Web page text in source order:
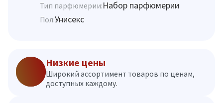
Тип парфюмерии:Набор парфюмерии
Пол:Унисекс
Низкие цены
Широкий ассортимент товаров по ценам,
доступных каждому.